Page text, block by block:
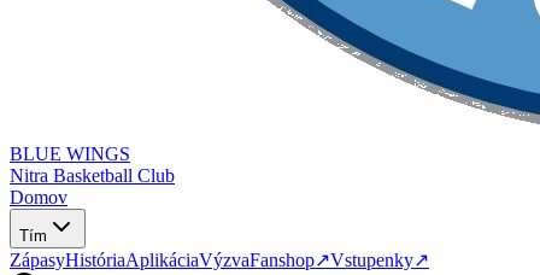
BLUE WINGS
Nitra Basketball Club
Domov
Tím
ZápasyHistóriaAplikáciaVýzvaFanshop↗Vstupenky↗